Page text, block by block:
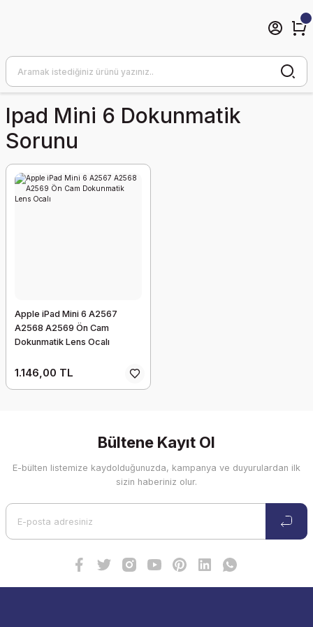
Ipad Mini 6 Dokunmatik
Sorunu
Apple iPad Mini 6 A2567
A2568 A2569 Ön Cam
Dokunmatik Lens Ocalı
1.146,00 TL
Bültene Kayıt Ol
E-bülten listemize kaydolduğunuzda, kampanya ve duyurulardan ilk
sizin haberiniz olur.